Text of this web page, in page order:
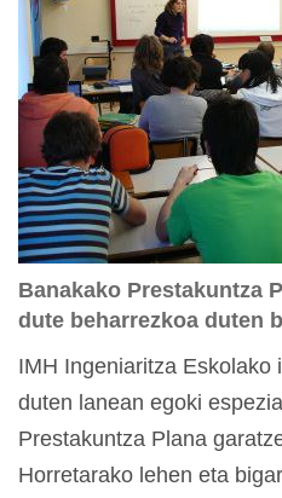
Banakako Prestakuntza
dute beharrezkoa duten
IMH Ingeniaritza Eskolako
duten lanean egoki
Prestakuntza Plana
Horretarako lehen eta